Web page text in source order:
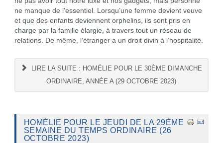
ne manque de l’essentiel. Lorsqu’une femme devient veuve
et que des enfants deviennent orphelins, ils sont pris en
charge par la famille élargie, à travers tout un réseau de
relations. De même, l’étranger a un droit divin à l’hospitalité.
LIRE LA SUITE : HOMÉLIE POUR LE 30ÈME DIMANCHE
ORDINAIRE, ANNÉE A (29 OCTOBRE 2023)
HOMÉLIE POUR LE JEUDI DE LA 29ÈME
SEMAINE DU TEMPS ORDINAIRE (26
OCTOBRE 2023)